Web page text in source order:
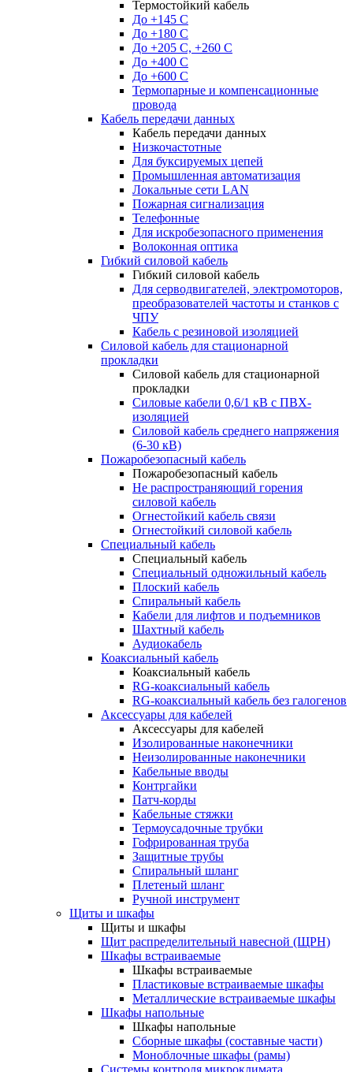
Термостойкий кабель
До +145 С
До +180 C
До +205 С, +260 С
До +400 C
До +600 С
Термопарные и компенсационные
провода
Кабель передачи данных
Кабель передачи данных
Низкочастотные
Для буксируемых цепей
Промышленная автоматизация
Локальные сети LAN
Пожарная сигнализация
Телефонные
Для искробезопасного применения
Волоконная оптика
Гибкий силовой кабель
Гибкий силовой кабель
Для серводвигателей, электромоторов,
преобразователей частоты и станков с
ЧПУ
Кабель с резиновой изоляцией
Силовой кабель для стационарной
прокладки
Силовой кабель для стационарной
прокладки
Силовые кабели 0,6/1 кВ с ПВХ-
изоляцией
Силовой кабель среднего напряжения
(6-30 кВ)
Пожаробезопасный кабель
Пожаробезопасный кабель
Не распространяющий горения
силовой кабель
Огнестойкий кабель связи
Огнестойкий силовой кабель
Специальный кабель
Специальный кабель
Специальный одножильный кабель
Плоский кабель
Спиральный кабель
Кабели для лифтов и подъемников
Шахтный кабель
Аудиокабель
Коаксиальный кабель
Коаксиальный кабель
RG-коаксиальный кабель
RG-коаксиальный кабель без галогенов
Аксессуары для кабелей
Аксессуары для кабелей
Изолированные наконечники
Неизолированные наконечники
Кабельные вводы
Контргайки
Патч-корды
Кабельные стяжки
Термоусадочные трубки
Гофрированная труба
Защитные трубы
Спиральный шланг
Плетеный шланг
Ручной инструмент
Щиты и шкафы
Щиты и шкафы
Щит распределительный навесной (ЩРН)
Шкафы встраиваемые
Шкафы встраиваемые
Пластиковые встраиваемые шкафы
Металлические встраиваемые шкафы
Шкафы напольные
Шкафы напольные
Сборные шкафы (составные части)
Моноблочные шкафы (рамы)
Системы контроля микроклимата